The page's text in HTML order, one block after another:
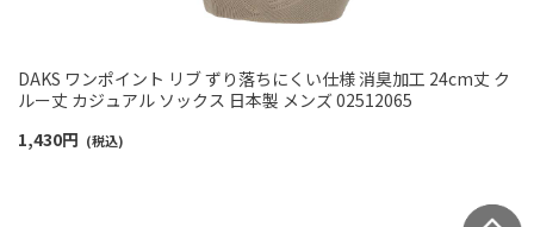
DAKS ワンポイント リブ ずり落ちにくい仕様 消臭加工 24cm丈 ク
ルー丈 カジュアル ソックス 日本製 メンズ 02512065
1,430円 (税込)